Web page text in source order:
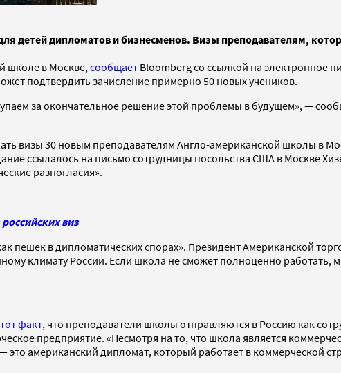
детей дипломатов и бизнесменов. Визы преподавателям,
школе в Москве, сообщает Bloomberg со ссылкой на электронное
подтвердить зачисление примерно 50 новых учеников.
за окончательное решение этой проблемы в будущем», —
визы 30 новым преподавателям Англо-американской школы в
ссылалось на письмо сотрудницы посольства США в Москве
разногласия».
виз
пешек в дипломатических спорах». Президент Американской
климату России. Если школа не сможет полноценно
факт, что преподаватели школы отправляются в Россию как
предприятие. «Несмотря на то, что школа является
это американский дипломат, который работает в коммерческой